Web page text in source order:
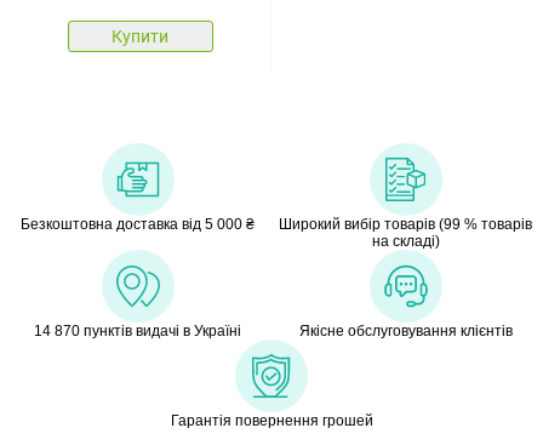
Купити
Безкоштовна доставка від 5 000 ₴
Широкий вибір товарів (99 % товарів
на складі)
14 870 пунктів видачі в Україні Якісне обслуговування клієнтів
Гарантія повернення грошей